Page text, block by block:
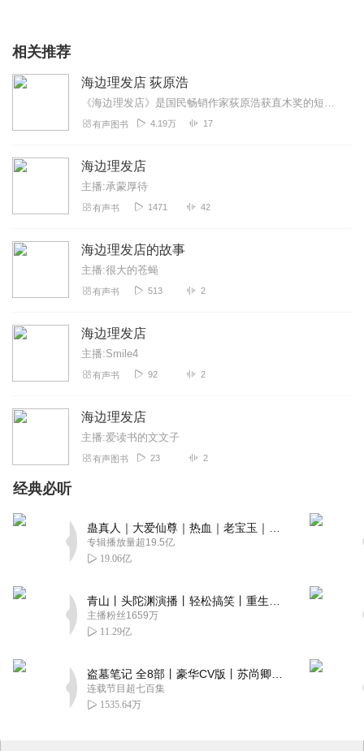
相关推荐
海边理发店 荻原浩
《海边理发店》是国民畅销作家荻原浩获直木奖的短篇小说集。一家原本顾客如织的理发店，不知为何从市中心搬来了这僻静的海边，只有店主一个人在打理。人们怀着不为人知的秘...
有声图书 4.19万 17
海边理发店
主播:承蒙厚待
有声书 1471 42
海边理发店的故事
主播:很大的苍蝇
有声书 513 2
海边理发店
主播:Smile4
有声书 92 2
海边理发店
主播:爱读书的文文子
有声图书 23 2
经典必听
专辑播放量超19.5亿
19.06亿
主播粉丝1659万
11.29亿
连载节目超七百集
1535.64万